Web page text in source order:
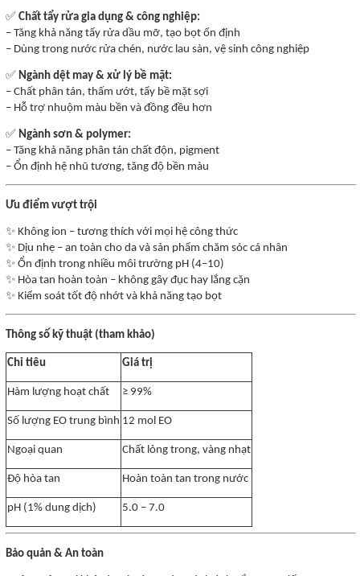
✅ Chất tẩy rửa gia dụng & công nghiệp:
– Tăng khả năng tẩy rửa dầu mỡ, tạo bọt ổn định
– Dùng trong nước rửa chén, nước lau sàn, vệ sinh công nghiệp
✅ Ngành dệt may & xử lý bề mặt:
– Chất phân tán, thấm ướt, tẩy bề mặt sợi
– Hỗ trợ nhuộm màu bền và đồng đều hơn
✅ Ngành sơn & polymer:
– Tăng khả năng phân tán chất độn, pigment
– Ổn định hệ nhũ tương, tăng độ bền màu
Ưu điểm vượt trội
✨ Không ion – tương thích với mọi hệ công thức
✨ Dịu nhẹ – an toàn cho da và sản phẩm chăm sóc cá nhân
✨ Ổn định trong nhiều môi trường pH (4–10)
✨ Hòa tan hoàn toàn – không gây đục hay lắng cặn
✨ Kiểm soát tốt độ nhớt và khả năng tạo bọt
Thông số kỹ thuật (tham khảo)
Chỉ tiêu Giá trị
Hàm lượng hoạt chất ≥ 99%
Số lượng EO trung bình 12 mol EO
Ngoại quan Chất lỏng trong, vàng nhạt
Độ hòa tan Hoàn toàn tan trong nước
pH (1% dung dịch) 5.0 – 7.0
Bảo quản & An toàn